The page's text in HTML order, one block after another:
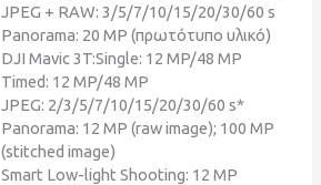
JPEG + RAW: 3/5/7/10/15/20/30/60 s
Panorama: 20 MP (πρωτότυπο υλικό)
DJI Mavic 3T:Single: 12 MP/48 MP
Timed: 12 MP/48 MP
JPEG: 2/3/5/7/10/15/20/30/60 s*
Panorama: 12 MP (raw image); 100 MP
(stitched image)
Smart Low-light Shooting: 12 MP